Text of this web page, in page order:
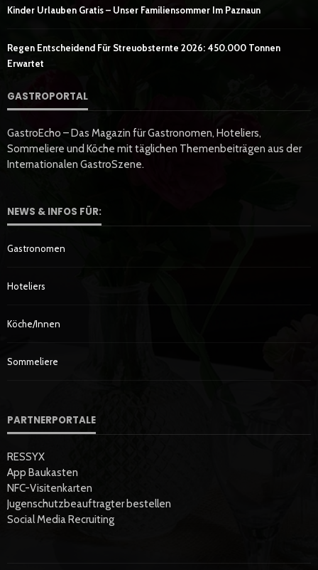
Kinder Urlauben Gratis – Unser Familiensommer Im Paznaun
Regen Entscheidend Für Streuobsternte 2026: 450.000 Tonnen
Erwartet
GASTROPORTAL
GastroEcho – Das Magazin für Gastronomen, Hoteliers,
Sommeliere und Köche mit täglichen Themenbeiträgen aus der
Internationalen GastroSzene.
NEWS & INFOS FÜR:
Gastronomen
Hoteliers
Köche/innen
Sommeliere
PARTNERPORTALE
RESSYX
App Baukasten
NFC-Visitenkarten
Jugenschutzbeauftragter bestellen
Social Media Recruiting